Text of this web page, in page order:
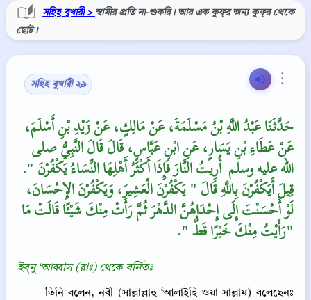
সহিহ বুখারী > স্বামীর প্রতি না-শুকরি। আর এক কুফ্‌র অন্য কুফ্‌র থেকে
ছোট।
⋮
সহিহ বুখারী ২৯
حَدَّثَنَا عَبْدُ اللَّهِ بْنُ مَسْلَمَةَ، عَنْ مَالِكٍ، عَنْ زَيْدِ بْنِ أَسْلَمَ،
عَنْ عَطَاءِ بْنِ يَسَارٍ، عَنِ ابْنِ عَبَّاسٍ، قَالَ قَالَ النَّبِيُّ صلى
الله عليه وسلم ‏‏ أُرِيتُ النَّارَ فَإِذَا أَكْثَرُ أَهْلِهَا النِّسَاءُ يَكْفُرْنَ ‏"‏‏.‏
قِيلَ أَيَكْفُرْنَ بِاللَّهِ قَالَ ‏"‏ يَكْفُرْنَ الْعَشِيرَ، وَيَكْفُرْنَ الإِحْسَانَ،
لَوْ أَحْسَنْتَ إِلَى إِحْدَاهُنَّ الدَّهْرَ ثُمَّ رَأَتْ مِنْكَ شَيْئًا قَالَتْ مَا
رَأَيْتُ مِنْكَ خَيْرًا قَطُّ ‏"‏‏.‏"
ইব্‌নু ‘আব্বাস (রাঃ) থেকে বর্নিতঃ
তিনি বলেন, নবী (সাল্লাল্লাহু ‘আলাইহি ওয়া সাল্লাম) বলেছেনঃ